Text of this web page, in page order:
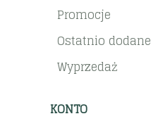
Promocje
Ostatnio dodane
Wyprzedaż
KONTO